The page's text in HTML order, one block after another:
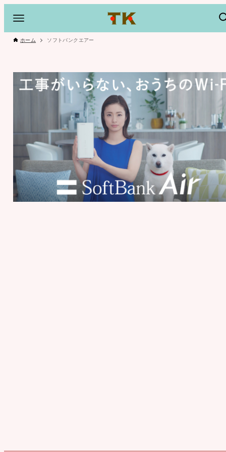
ホーム ソフトバンクエアー